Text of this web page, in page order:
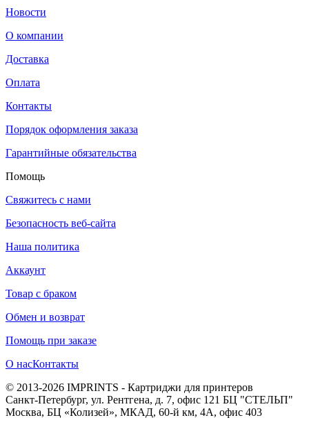
Новости
О компании
Доставка
Оплата
Контакты
Порядок оформления заказа
Гарантийные обязательства
Помощь
Свяжитесь с нами
Безопасность веб-сайта
Наша политика
Аккаунт
Товар с браком
Обмен и возврат
Помощь при заказе
О насКонтакты
© 2013-2026 IMPRINTS - Картриджи для принтеров
Санкт-Петербург, ул. Рентгена, д. 7, офис 121 БЦ "СТЕЛЬП"
Москва, БЦ «Колизей», МКАД, 60-й км, 4А, офис 403